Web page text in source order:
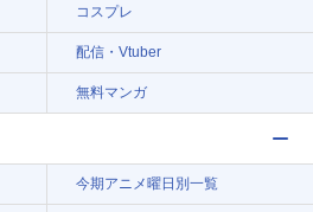
コスプレ
配信・Vtuber
無料マンガ
今期アニメ曜日別一覧